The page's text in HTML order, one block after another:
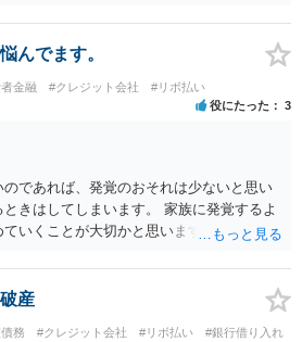
頼するのはもったいなく、親の協力を得
ある というのが私見です。 法律上、親の
成年であると偽っていた場合は、 「詐
制限されてしまう（取り消せなくなる）可
ます。 取り消しができないとなれば支払
、明日の期日を延ばしてもらう交渉を質
常に困難です。 放置すれば実家に書面が
に知られることになります。年齢を偽っ
も含めて親に正直に話し、 親から法律事務
きです。8月には支払えるという具体的な見
らうことが、事態をこれ以上 悪化させな
ます。
んでます。
金融 #クレジット会社 #リボ払い
役にたった 3
であれば、発覚のおそれは少ないと思い
きはしてしまいます。 家族に発覚するよ
いくことが大切かと思います。 一人で悩
産
務 #クレジット会社 #リボ払い #銀行借り入れ